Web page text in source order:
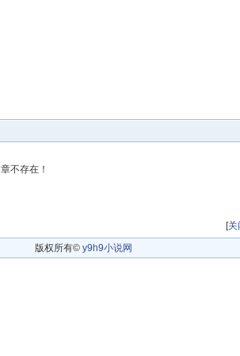
不存在！
[关
版权所有© y9h9小说网